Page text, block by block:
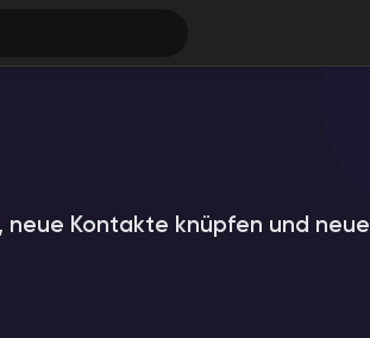
neue Kontakte knüpfen und neue